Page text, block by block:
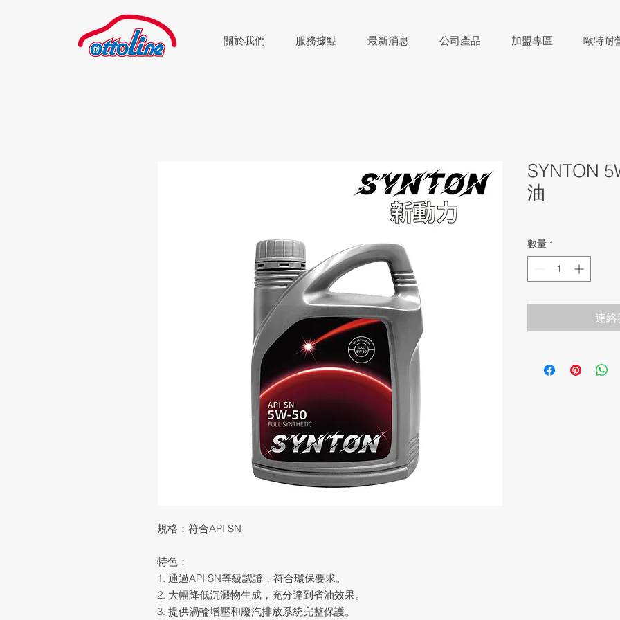
關於我們 服務據點 最新消息 公司產品 加盟專區 歐特耐
規格：符合API SN
特色：
1. 通過API SN等級認證，符合環保要求。
2. 大幅降低沉澱物生成，充分達到省油效果。
3. 提供渦輪增壓和廢汽排放系統完整保護。
SYNTON
油
數量 *
連